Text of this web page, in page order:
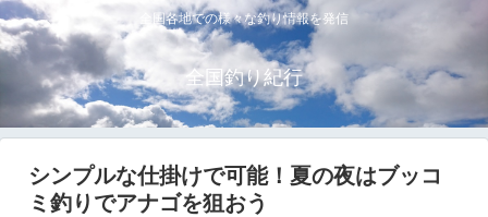
全国各地での様々な釣り情報を発信
全国釣り紀行
シンプルな仕掛けで可能！夏の夜はブッコ
ミ釣りでアナゴを狙おう